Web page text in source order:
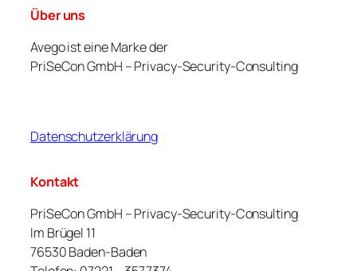
Über uns
Avego ist eine Marke der
PriSeCon GmbH – Privacy-Security-Consulting
Datenschutzerklärung
Kontakt
PriSeCon GmbH – Privacy-Security-Consulting
Im Brügel 11
76530 Baden-Baden